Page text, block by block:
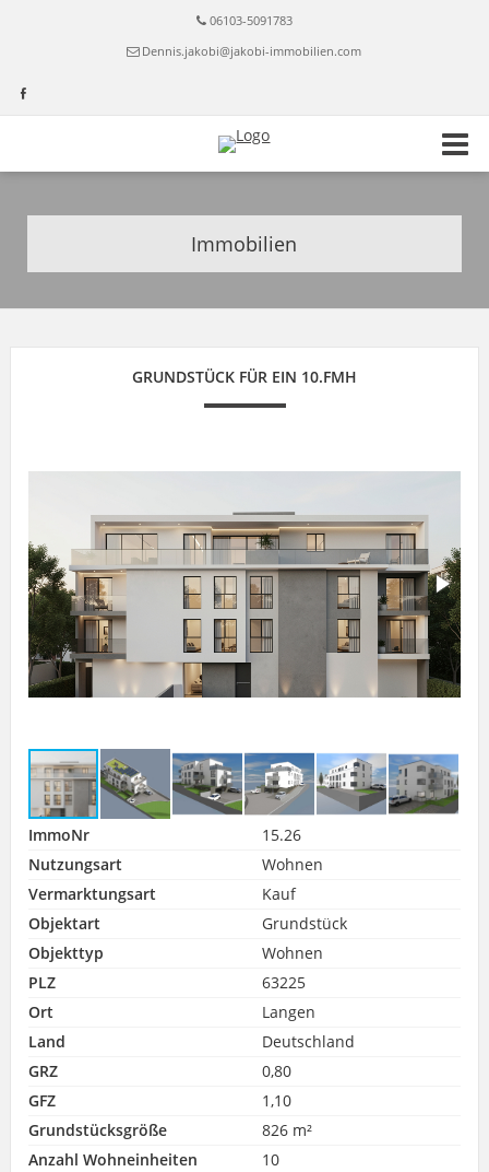
06103-5091783
Dennis.jakobi@jakobi-immobilien.com
Immobilien
GRUNDSTÜCK FÜR EIN 10.FMH
ImmoNr
15.26
Nutzungsart
Wohnen
Vermarktungsart
Kauf
Objektart
Grundstück
Objekttyp
Wohnen
PLZ
63225
Ort
Langen
Land
Deutschland
GRZ
0,80
GFZ
1,10
Grundstücksgröße
826 m²
Anzahl Wohneinheiten
10